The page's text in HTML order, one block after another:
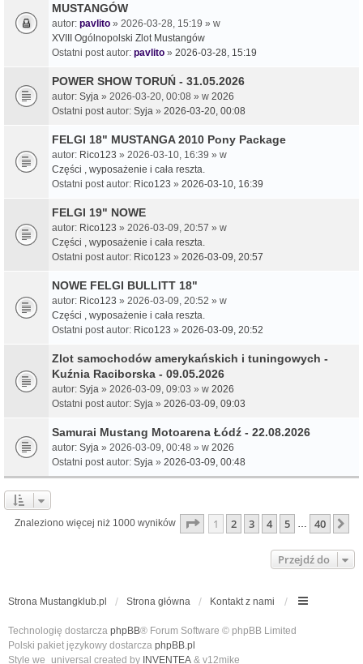
MUSTANGÓW
autor: pavlito » 2026-03-28, 15:19 » w
XVIII Ogólnopolski Zlot Mustangów
Ostatni post autor: pavlito » 2026-03-28, 15:19
POWER SHOW TORUŃ - 31.05.2026
autor: Syja » 2026-03-20, 00:08 » w 2026
Ostatni post autor: Syja » 2026-03-20, 00:08
FELGI 18" MUSTANGA 2010 Pony Package
autor: Rico123 » 2026-03-10, 16:39 » w
Części , wyposażenie i cała reszta.
Ostatni post autor: Rico123 » 2026-03-10, 16:39
FELGI 19" NOWE
autor: Rico123 » 2026-03-09, 20:57 » w
Części , wyposażenie i cała reszta.
Ostatni post autor: Rico123 » 2026-03-09, 20:57
NOWE FELGI BULLITT 18"
autor: Rico123 » 2026-03-09, 20:52 » w
Części , wyposażenie i cała reszta.
Ostatni post autor: Rico123 » 2026-03-09, 20:52
Zlot samochodów amerykańskich i tuningowych -
Kuźnia Raciborska - 09.05.2026
autor: Syja » 2026-03-09, 09:03 » w 2026
Ostatni post autor: Syja » 2026-03-09, 09:03
Samurai Mustang Motoarena Łódź - 22.08.2026
autor: Syja » 2026-03-09, 00:48 » w 2026
Ostatni post autor: Syja » 2026-03-09, 00:48
Znaleziono więcej niż 1000 wyników Strona1 z40
1 2 3 4 5 … 40
Przejdź do
Strona Mustangklub.pl Strona główna Kontakt z nami
Technologię dostarcza phpBB® Forum Software © phpBB Limited
Polski pakiet językowy dostarcza phpBB.pl
Style we_universal created by INVENTEA & v12mike